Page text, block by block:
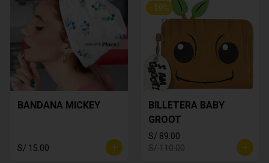
BANDANA MICKEY
S/ 15.00
-19%
BILLETERA BABY
GROOT
S/ 89.00
S/ 110.00